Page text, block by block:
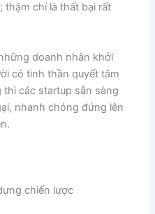
thậm chí là thất bại rất
doanh nhân khởi
có tinh thần quyết tâm
các startup sẵn sàng
nhanh chóng đứng lên
chiến lược